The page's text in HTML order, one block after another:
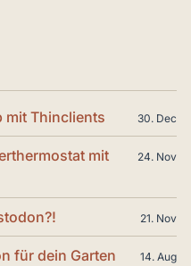
mit Thinclients 30. Dec
mit
24. Nov
21. Nov
für dein Garten 14. Aug